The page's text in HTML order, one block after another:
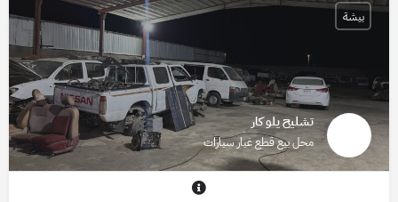
تشليح يلو كار
محل بيع قطع غيار سيارات
بيشة